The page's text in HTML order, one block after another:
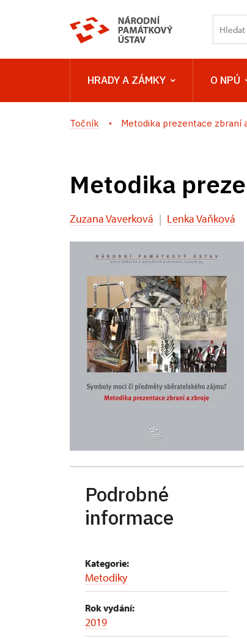
HRADY A ZÁMKY O NPÚ
Točník Metodika prezentace zbraní
Metodika
Zuzana Vaverková | Lenka Vaňková
Podrobné
informace
Kategorie:
Metodiky
Rok vydání:
2019